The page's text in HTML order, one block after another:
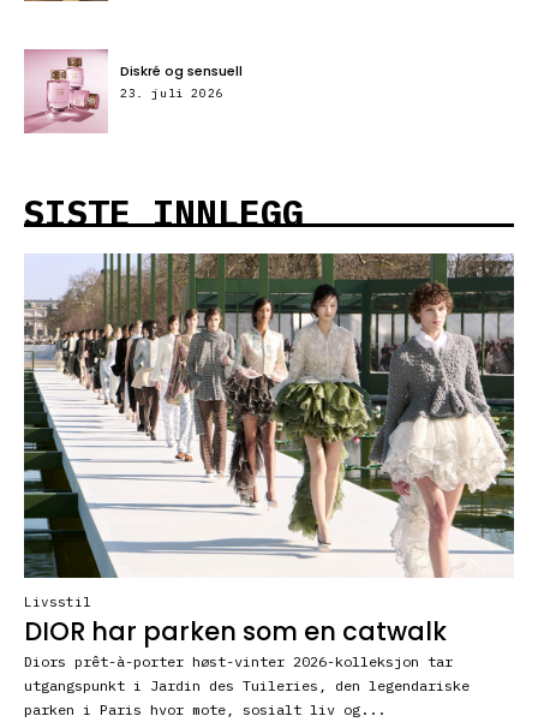
Diskré og sensuell
23. juli 2026
SISTE INNLEGG
Livsstil
DIOR har parken som en catwalk
Diors prêt-à-porter høst-vinter 2026-kolleksjon tar
utgangspunkt i Jardin des Tuileries, den legendariske
parken i Paris hvor mote, sosialt liv og...